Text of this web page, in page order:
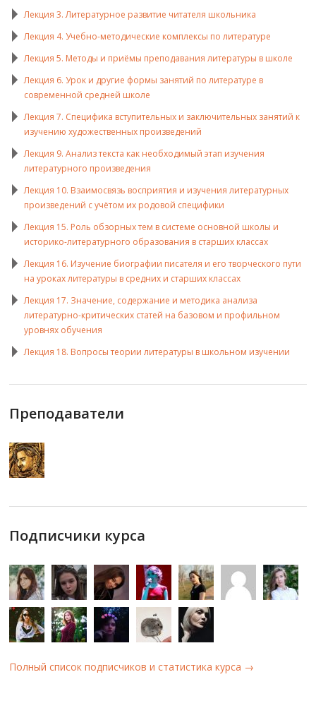
Лекция 3. Литературное развитие читателя школьника
Лекция 4. Учебно-методические комплексы по литературе
Лекция 5. Методы и приёмы преподавания литературы в школе
Лекция 6. Урок и другие формы занятий по литературе в
современной средней школе
Лекция 7. Специфика вступительных и заключительных занятий к
изучению художественных произведений
Лекция 9. Анализ текста как необходимый этап изучения
литературного произведения
Лекция 10. Взаимосвязь восприятия и изучения литературных
произведений с учётом их родовой специфики
Лекция 15. Роль обзорных тем в системе основной школы и
историко-литературного образования в старших классах
Лекция 16. Изучение биографии писателя и его творческого пути
на уроках литературы в средних и старших классах
Лекция 17. Значение, содержание и методика анализа
литературно-критических статей на базовом и профильном
уровнях обучения
Лекция 18. Вопросы теории литературы в школьном изучении
Преподаватели
Подписчики курса
Полный список подписчиков и статистика курса →